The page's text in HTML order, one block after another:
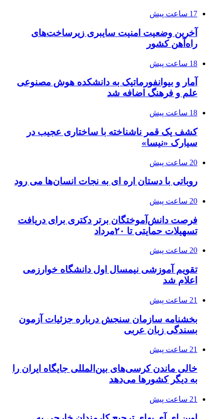
17 ساعت پیش
آخرین وضعیت امنیت سایبری زیرساخت‌های
راه‌آهن کشور
18 ساعت پیش
آمار و بیوانفورماتیک به دانشکده هوش مصنوعی
علم و فرهنگ اضافه شد
18 ساعت پیش
کشف یک قمر ناشناخته با ساختاری عجیب در
سیارک «نیسا»
20 ساعت پیش
روباتی با دستان اره ای به نجات انسان‌ها می رود
20 ساعت پیش
فرصت دانش‌آموختگان برتر دکتری‌ برای دریافت
تسهیلات حمایتی تا ۲۰مرداد
20 ساعت پیش
تقویم آموزشی نیمسال اول دانشگاه خوارزمی
اعلام شد
21 ساعت پیش
بخشنامه سازمان سنجش درباره جزئیات آزمون
بسندگی زبان عربی
21 ساعت پیش
خالی ماندن کرسی‌های بین‌المللی جایگاه ایران را
به دیگر کشورها می‌دهد
21 ساعت پیش